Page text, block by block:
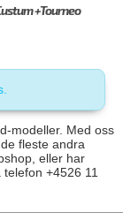
+Tourneo
modeller. Med oss
fleste andra
eller har
+4526 11